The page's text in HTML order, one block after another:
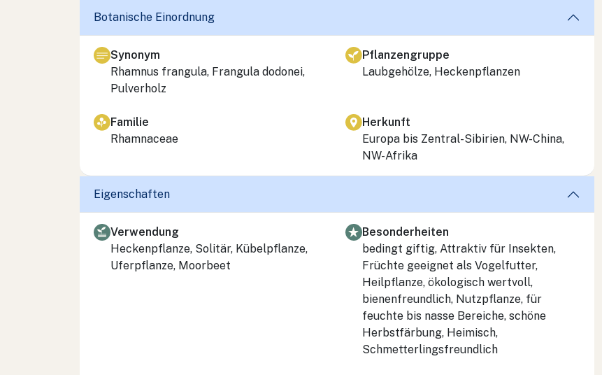
Botanische Einordnung
Synonym
Rhamnus frangula, Frangula dodonei,
Pulverholz
Pflanzengruppe
Laubgehölze, Heckenpflanzen
Familie
Rhamnaceae
Herkunft
Europa bis Zentral-Sibirien, NW-China,
NW-Afrika
Eigenschaften
Verwendung
Heckenpflanze, Solitär, Kübelpflanze,
Uferpflanze, Moorbeet
Besonderheiten
bedingt giftig, Attraktiv für Insekten,
Früchte geeignet als Vogelfutter,
Heilpflanze, ökologisch wertvoll,
bienenfreundlich, Nutzpflanze, für
feuchte bis nasse Bereiche, schöne
Herbstfärbung, Heimisch,
Schmetterlingsfreundlich